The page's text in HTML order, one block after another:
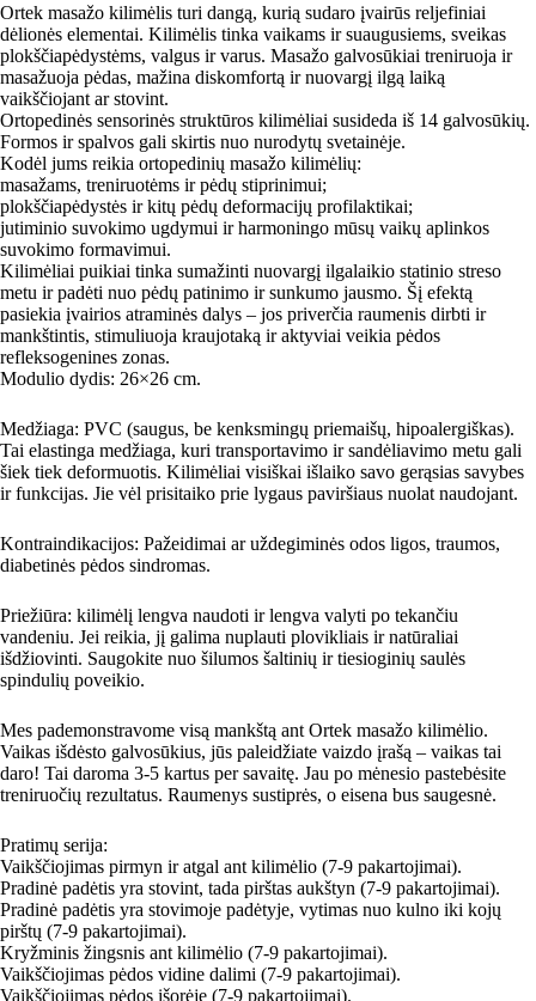
Ortek masažo kilimėlis turi dangą, kurią sudaro įvairūs reljefiniai
dėlionės elementai. Kilimėlis tinka vaikams ir suaugusiems, sveikas
plokščiapėdystėms, valgus ir varus. Masažo galvosūkiai treniruoja ir
masažuoja pėdas, mažina diskomfortą ir nuovargį ilgą laiką
vaikščiojant ar stovint.
Ortopedinės sensorinės struktūros kilimėliai susideda iš 14 galvosūkių.
Formos ir spalvos gali skirtis nuo nurodytų svetainėje.
Kodėl jums reikia ortopedinių masažo kilimėlių:
masažams, treniruotėms ir pėdų stiprinimui;
plokščiapėdystės ir kitų pėdų deformacijų profilaktikai;
jutiminio suvokimo ugdymui ir harmoningo mūsų vaikų aplinkos
suvokimo formavimui.
Kilimėliai puikiai tinka sumažinti nuovargį ilgalaikio statinio streso
metu ir padėti nuo pėdų patinimo ir sunkumo jausmo. Šį efektą
pasiekia įvairios atraminės dalys – jos priverčia raumenis dirbti ir
mankštintis, stimuliuoja kraujotaką ir aktyviai veikia pėdos
refleksogenines zonas.
Modulio dydis: 26×26 cm.
Medžiaga: PVC (saugus, be kenksmingų priemaišų, hipoalergiškas).
Tai elastinga medžiaga, kuri transportavimo ir sandėliavimo metu gali
šiek tiek deformuotis. Kilimėliai visiškai išlaiko savo gerąsias savybes
ir funkcijas. Jie vėl prisitaiko prie lygaus paviršiaus nuolat naudojant.
Kontraindikacijos: Pažeidimai ar uždegiminės odos ligos, traumos,
diabetinės pėdos sindromas.
Priežiūra: kilimėlį lengva naudoti ir lengva valyti po tekančiu
vandeniu. Jei reikia, jį galima nuplauti plovikliais ir natūraliai
išdžiovinti. Saugokite nuo šilumos šaltinių ir tiesioginių saulės
spindulių poveikio.
Mes pademonstravome visą mankštą ant Ortek masažo kilimėlio.
Vaikas išdėsto galvosūkius, jūs paleidžiate vaizdo įrašą – vaikas tai
daro! Tai daroma 3-5 kartus per savaitę. Jau po mėnesio pastebėsite
treniruočių rezultatus. Raumenys sustiprės, o eisena bus saugesnė.
Pratimų serija:
Vaikščiojimas pirmyn ir atgal ant kilimėlio (7-9 pakartojimai).
Pradinė padėtis yra stovint, tada pirštas aukštyn (7-9 pakartojimai).
Pradinė padėtis yra stovimoje padėtyje, vytimas nuo kulno iki kojų
pirštų (7-9 pakartojimai).
Kryžminis žingsnis ant kilimėlio (7-9 pakartojimai).
Vaikščiojimas pėdos vidine dalimi (7-9 pakartojimai).
Vaikščiojimas pėdos išorėje (7-9 pakartojimai).